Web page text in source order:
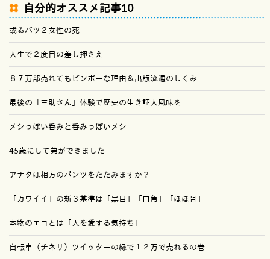
自分的オススメ記事10
或るバツ２女性の死
人生で２度目の差し押さえ
８７万部売れてもビンボーな理由＆出版流通のしくみ
最後の「三助さん」体験で歴史の生き証人風味を
メシっぽい呑みと呑みっぽいメシ
45歳にして弟ができました
アナタは相方のパンツをたたみますか？
「カワイイ」の新３基準は「黒目」「口角」「ほほ骨」
本物のエコとは「人を愛する気持ち」
自転車（チネリ）ツイッターの縁で１２万で売れるの巻